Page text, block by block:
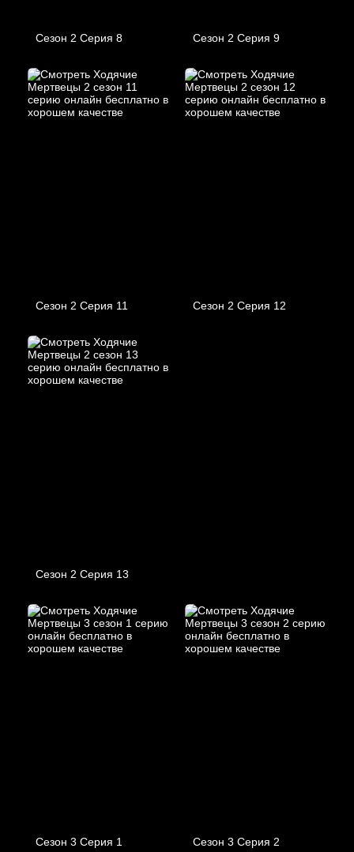
Сезон 2 Серия 8 Сезон 2 Серия 9
Сезон 2 Серия 11 Сезон 2 Серия 12
Сезон 2 Серия 13
Сезон 3 Серия 1 Сезон 3 Серия 2